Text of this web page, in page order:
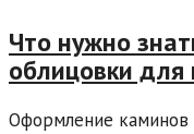
Что нужно
облицовки для
Оформление